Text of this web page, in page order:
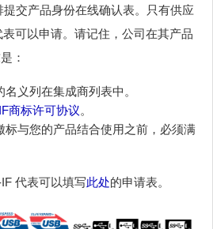
交产品身份在线确认表。只有供应
可以申请。请记住，公司在其产品
：
义列在集成商列表中。
商标许可协议。
标与您的产品结合使用之前，必须满
代表可以填写此处的申请表。